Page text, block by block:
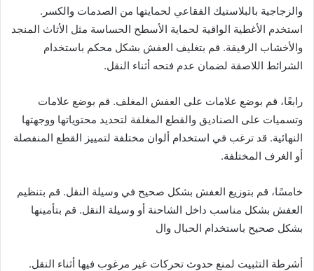
والزجاجية بالبلاستيك الفقاعي لحمايتها من الصدمات والكسر.
استخدم الأغطية الواقية لحماية الأسطح الحساسة مثل الأثاث المنجد
والأخشاب الرقيقة. قم بتغليف العفش بشكل محكم باستخدام
الشرائط اللاصقة لضمان عدم فتحه أثناء النقل.
رابعًا، قم بوضع علامات على العفش المغلف. قم بوضع علامات
وتسميات على الصناديق والقطع المغلفة لتحديد محتوياتها ووجهتها
النهائية. قد ترغب في استخدام ألوان مختلفة لتمييز القطع المنفصلة
أو الغرف المختلفة.
خامسًا، قم بتوزيع العفش بشكل صحيح في وسيلة النقل. قم بتنظيم
العفش بشكل مناسب داخل الشاحنة أو وسيلة النقل. قم بتأمينها
بشكل صحيح باستخدام الحبال وال
أشرطة التثبيت لمنع حدوث تحركات غير مرغوب فيها أثناء النقل.